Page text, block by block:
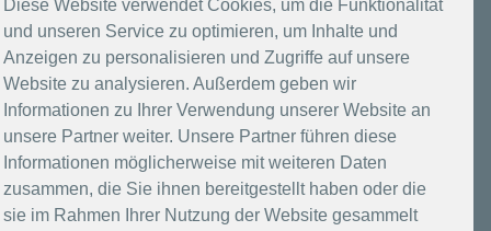
Diese Website verwendet Cookies, um die Funktionalität
und unseren Service zu optimieren, um Inhalte und
Anzeigen zu personalisieren und Zugriffe auf unsere
Website zu analysieren. Außerdem geben wir
Informationen zu Ihrer Verwendung unserer Website an
unsere Partner weiter. Unsere Partner führen diese
Informationen möglicherweise mit weiteren Daten
zusammen, die Sie ihnen bereitgestellt haben oder die
sie im Rahmen Ihrer Nutzung der Website gesammelt
Impressum